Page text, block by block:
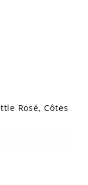
Rosé, Côtes